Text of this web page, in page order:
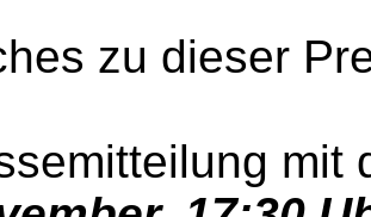
zu dieser
mit